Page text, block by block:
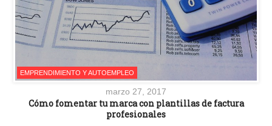
EMPRENDIMIENTO Y AUTOEMPLEO
marzo 27, 2017
Cómo fomentar tu marca con plantillas de factura
profesionales